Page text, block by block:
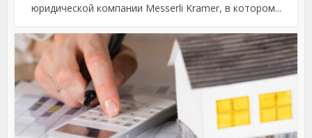
юридической компании Messerli Kramer, в котором...